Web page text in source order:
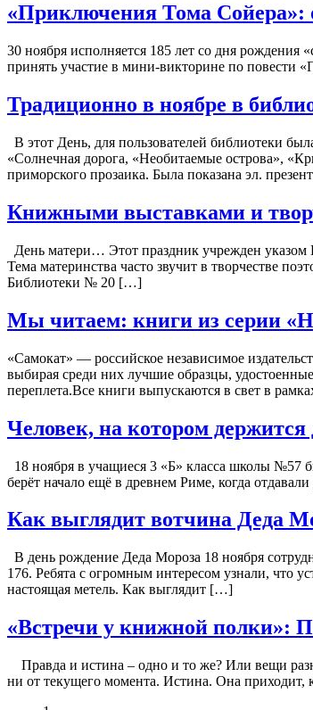
«Приключения Тома Сойера»:
30 ноября исполняется 185 лет со дня
принять участие в мини-викторине по повести
Традиционно в ноябре в
В этот День, для пользователей библиотеки
«Солнечная дорога, «Необитаемые острова»,
приморского прозаика. Была показана эл.
Книжными выставками и
День матери… Этот праздник учрежден указом
Тема материнства часто звучит в творчестве
Библиотеки № 20 […]
Мы читаем: книги из серии
«Самокат» — российское независимое
выбирая среди них лучшие образцы,
переплета.Все книги выпускаются в свет в
Человек, на котором
18 ноября в учащиеся 3 «Б» класса школы №57
берёт начало ещё в древнем Риме, когда
Как выглядит вотчина Деда
В день рождение Деда Мороза 18 ноября
176. Ребята с огромным интересом узнали, что
настоящая метель. Как выглядит […]
«Встречи у книжной полки»:
Правда и истина – одно и то же? Или вещи
ни от текущего момента. Истина. Она приходит,